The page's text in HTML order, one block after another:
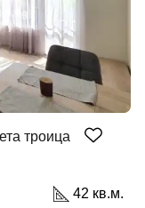
троица
42 кв.м.